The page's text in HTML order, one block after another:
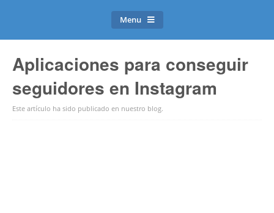
Menu
Aplicaciones para conseguir
seguidores en Instagram
Este artículo ha sido publicado en nuestro blog.